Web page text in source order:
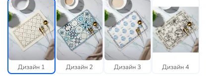
Дизайн 1 Дизайн 2 Дизайн 3 Дизайн 4